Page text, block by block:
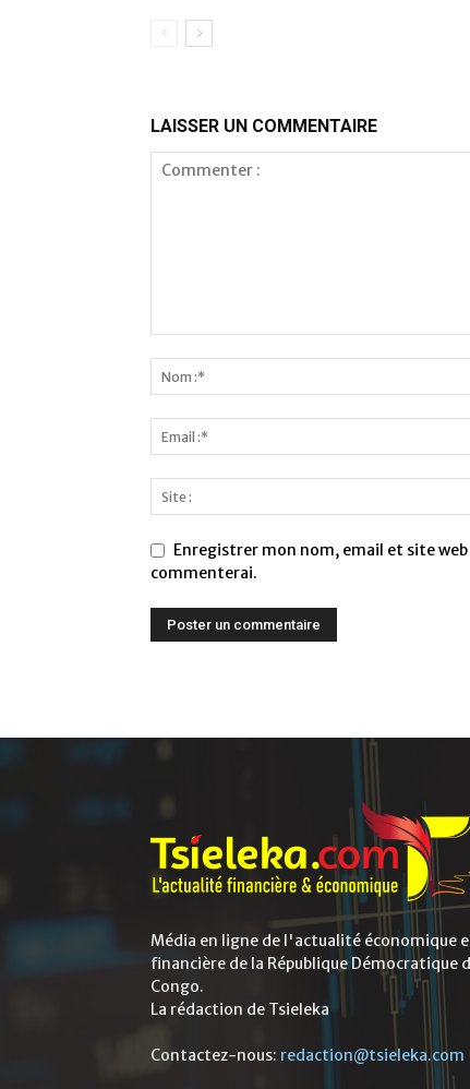
LAISSER UN COMMENTAIRE
Enregistrer mon nom, email et site
commenterai.
Média en ligne de l'actualité économique
financière de la République Démocratique
Congo.
La rédaction de Tsieleka
Contactez-nous: redaction@tsieleka.com